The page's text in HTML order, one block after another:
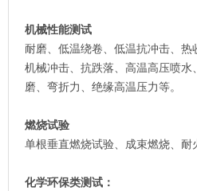
机械性能测试
耐磨、低温绕卷、低温抗冲击、热
机械冲击、抗跌落、高温高压喷
磨、弯折力、绝缘高温压力等。
燃烧试验
单根垂直燃烧试验、成束燃烧、耐
化学环保类测试：